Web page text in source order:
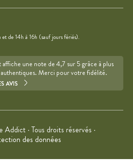
de 14h à 16h (sauf jours fériés).
une note de 4,7 sur 5 grâce à plus
Merci pour votre fidélité.
AVIS
· Tous droits réservés ·
des données